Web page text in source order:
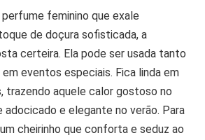
feminino que exale
de doçura sofisticada, a
certeira. Ela pode ser usada tanto
eventos especiais. Fica linda em
trazendo aquele calor gostoso no
adocicado e elegante no verão. Para
cheirinho que conforta e seduz ao